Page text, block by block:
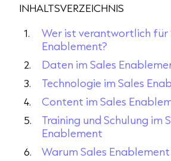
INHALTSVERZEICHNIS
Wer ist verantwortlich für
Enablement?
Daten im Sales
Technologie im Sales
Content im Sales
Training und Schulung im
Enablement
Warum Sales